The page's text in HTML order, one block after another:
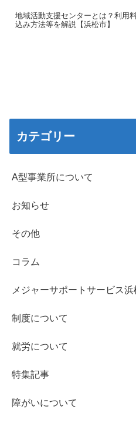
地域活動支援センターとは？利用
込み方法等を解説【浜松市】
カテゴリー
A型事業所について
お知らせ
その他
コラム
メジャーサポートサービス
制度について
就労について
特集記事
障がいについて